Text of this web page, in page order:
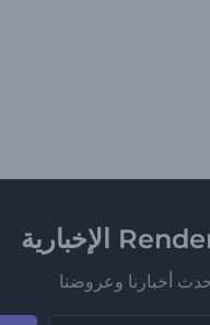
أخبارنا وعروضنا